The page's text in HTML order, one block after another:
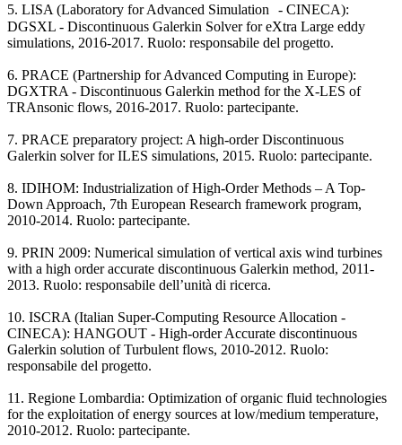
5. LISA (Laboratory for Advanced Simulation - CINECA):
DGSXL - Discontinuous Galerkin Solver for eXtra Large eddy
simulations, 2016-2017. Ruolo: responsabile del progetto.
6. PRACE (Partnership for Advanced Computing in Europe):
DGXTRA - Discontinuous Galerkin method for the X-LES of
TRAnsonic flows, 2016-2017. Ruolo: partecipante.
7. PRACE preparatory project: A high-order Discontinuous
Galerkin solver for ILES simulations, 2015. Ruolo: partecipante.
8. IDIHOM: Industrialization of High-Order Methods – A Top-
Down Approach, 7th European Research framework program,
2010-2014. Ruolo: partecipante.
9. PRIN 2009: Numerical simulation of vertical axis wind turbines
with a high order accurate discontinuous Galerkin method, 2011-
2013. Ruolo: responsabile dell’unità di ricerca.
10. ISCRA (Italian Super-Computing Resource Allocation -
CINECA): HANGOUT - High-order Accurate discontinuous
Galerkin solution of Turbulent flows, 2010-2012. Ruolo:
responsabile del progetto.
11. Regione Lombardia: Optimization of organic fluid technologies
for the exploitation of energy sources at low/medium temperature,
2010-2012. Ruolo: partecipante.